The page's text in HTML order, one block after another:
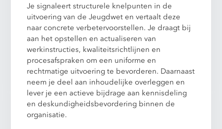
Je signaleert structurele knelpunten in de
uitvoering van de Jeugdwet en vertaalt deze
naar concrete verbetervoorstellen. Je draagt bij
aan het opstellen en actualiseren van
werkinstructies, kwaliteitsrichtlijnen en
procesafspraken om een uniforme en
rechtmatige uitvoering te bevorderen. Daarnaast
neem je deel aan inhoudelijke overleggen en
lever je een actieve bijdrage aan kennisdeling
en deskundigheidsbevordering binnen de
organisatie.